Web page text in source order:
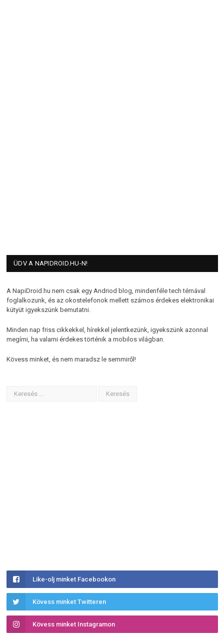
ÜDV A NAPIDROID.HU-N!
A NapiDroid.hu nem csak egy Andriod blog, mindenféle tech témával
foglalkozunk, és az okostelefonok mellett számos érdekes elektronikai
kütyüt igyekszünk bemutatni.
Minden nap friss cikkekkel, hírekkel jelentkezünk, igyekszünk azonnal
megírni, ha valami érdekes történik a mobilos világban.
Kövess minket, és nem maradsz le semmiről!
Like-olj minket Facebookon
Kövess minket Twitteren
Kövess minket Instagramon